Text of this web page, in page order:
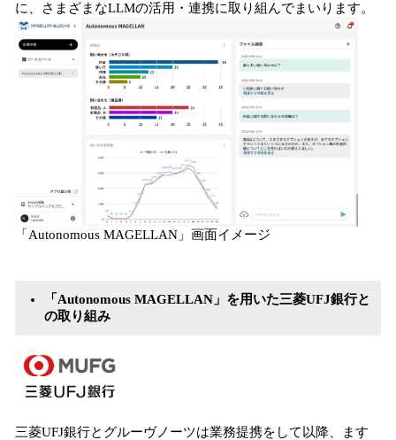
に、さまざまなLLMの活用・連携に取り組んでまいります。
「Autonomous MAGELLAN」画面イメージ
「Autonomous MAGELLAN」を用いた三菱UFJ銀行と
の取り組み
三菱UFJ銀行とグルーヴノーツは業務提携をして以降、ます